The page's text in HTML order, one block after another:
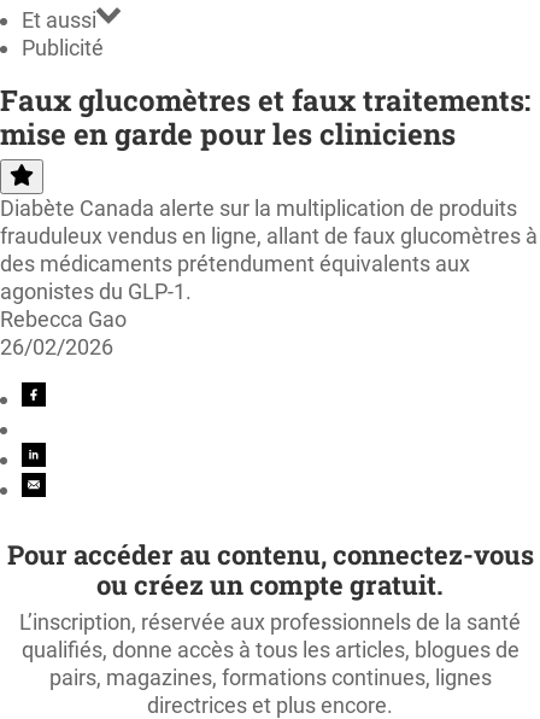
Et aussi
Publicité
Faux glucomètres et faux traitements:
mise en garde pour les cliniciens
Diabète Canada alerte sur la multiplication de produits
frauduleux vendus en ligne, allant de faux glucomètres à
des médicaments prétendument équivalents aux
agonistes du GLP-1.
Rebecca Gao
26/02/2026
Pour accéder au contenu, connectez-vous
ou créez un compte gratuit.
L’inscription, réservée aux professionnels de la santé
qualifiés, donne accès à tous les articles, blogues de
pairs, magazines, formations continues, lignes
directrices et plus encore.